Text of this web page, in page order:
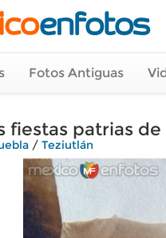
Fotos Antiguas
fiestas patrias
/ Teziutlán